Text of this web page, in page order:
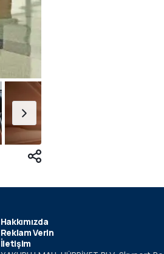
Hakkımızda
Reklam Verin
İletişim